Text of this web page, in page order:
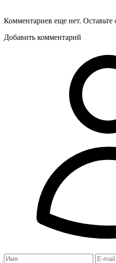
Комментариев еще нет.
Добавить комментарий